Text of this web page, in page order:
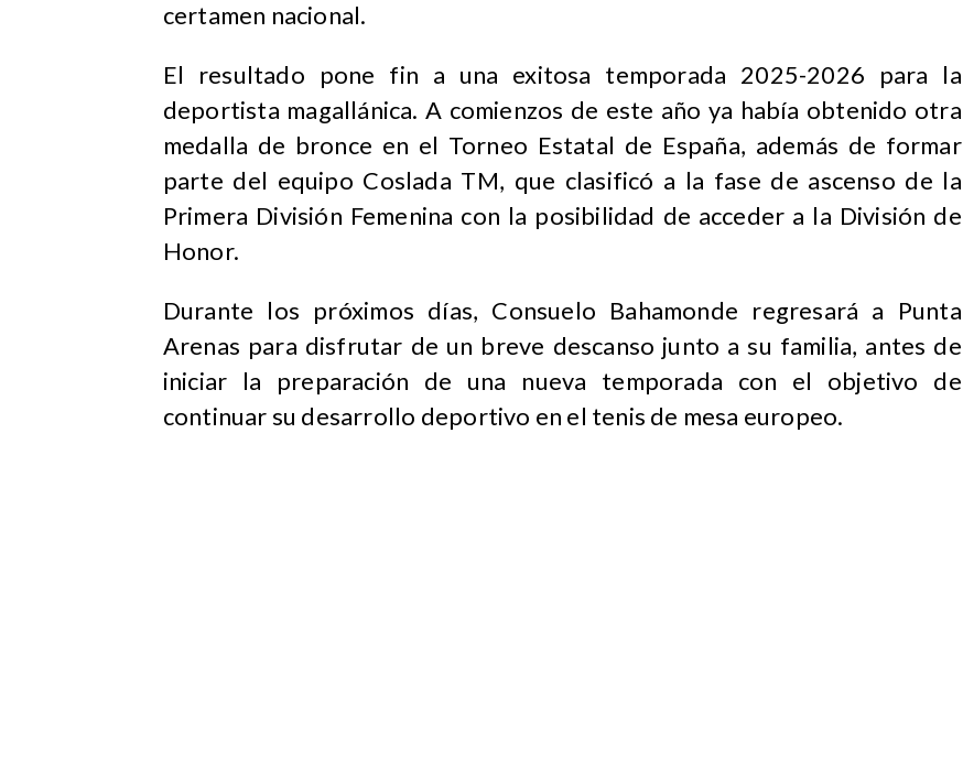
certamen nacional.
El resultado pone fin a una exitosa temporada 2025-2026 para la
deportista magallánica. A comienzos de este año ya había obtenido otra
medalla de bronce en el Torneo Estatal de España, además de formar
parte del equipo Coslada TM, que clasificó a la fase de ascenso de la
Primera División Femenina con la posibilidad de acceder a la División de
Honor.
Durante los próximos días, Consuelo Bahamonde regresará a Punta
Arenas para disfrutar de un breve descanso junto a su familia, antes de
iniciar la preparación de una nueva temporada con el objetivo de
continuar su desarrollo deportivo en el tenis de mesa europeo.